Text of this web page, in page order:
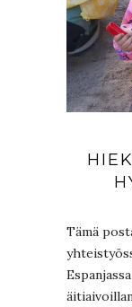
Tämä